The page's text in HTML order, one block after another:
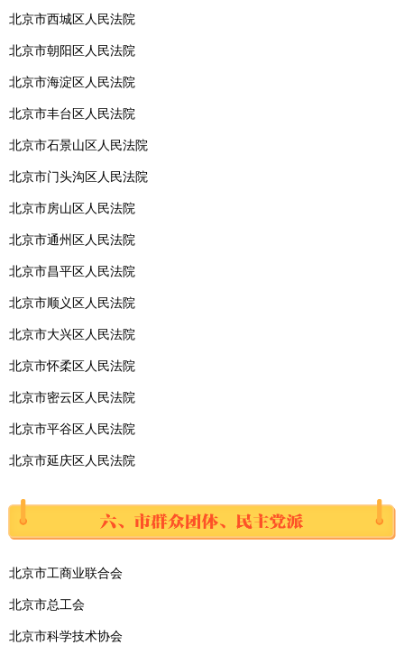
北京市西城区人民法院
北京市朝阳区人民法院
北京市海淀区人民法院
北京市丰台区人民法院
北京市石景山区人民法院
北京市门头沟区人民法院
北京市房山区人民法院
北京市通州区人民法院
北京市昌平区人民法院
北京市顺义区人民法院
北京市大兴区人民法院
北京市怀柔区人民法院
北京市密云区人民法院
北京市平谷区人民法院
北京市延庆区人民法院
北京市工商业联合会
北京市总工会
北京市科学技术协会